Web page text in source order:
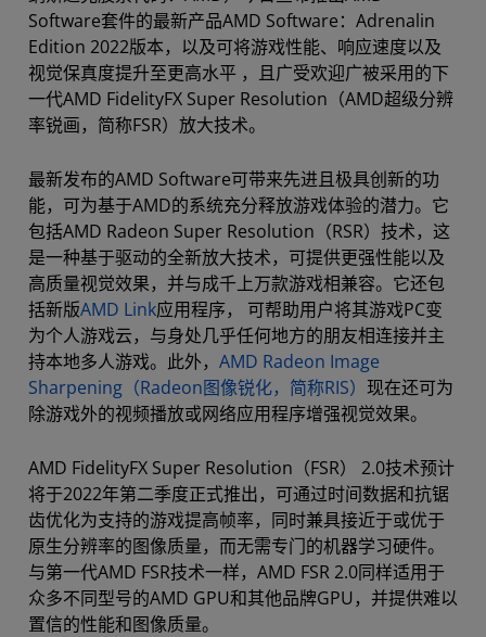
Software套件的最新产品AMD Software：Adrenalin
Edition 2022版本，以及可将游戏性能、响应速度以及
视觉保真度提升至更高水平 ，且广受欢迎广被采用的下
一代AMD FidelityFX Super Resolution（AMD超级分辨
率锐画，简称FSR）放大技术。
最新发布的AMD Software可带来先进且极具创新的功
能，可为基于AMD的系统充分释放游戏体验的潜力。它
包括AMD Radeon Super Resolution（RSR）技术，这
是一种基于驱动的全新放大技术，可提供更强性能以及
高质量视觉效果，并与成千上万款游戏相兼容。它还包
括新版AMD Link应用程序， 可帮助用户将其游戏PC变
为个人游戏云，与身处几乎任何地方的朋友相连接并主
持本地多人游戏。此外， AMD Radeon Image
Sharpening（Radeon图像锐化，简称RIS） 现在还可为
除游戏外的视频播放或网络应用程序增强视觉效果。
AMD FidelityFX Super Resolution（FSR） 2.0技术预计
将于2022年第二季度正式推出，可通过时间数据和抗锯
齿优化为支持的游戏提高帧率，同时兼具接近于或优于
原生分辨率的图像质量，而无需专门的机器学习硬件。
与第一代AMD FSR技术一样，AMD FSR 2.0同样适用于
众多不同型号的AMD GPU和其他品牌GPU，并提供难以
置信的性能和图像质量。